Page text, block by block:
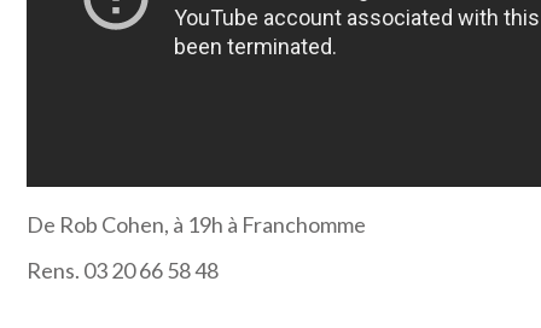
De Rob Cohen, à 19h à Franchomme
Rens. 03 20 66 58 48